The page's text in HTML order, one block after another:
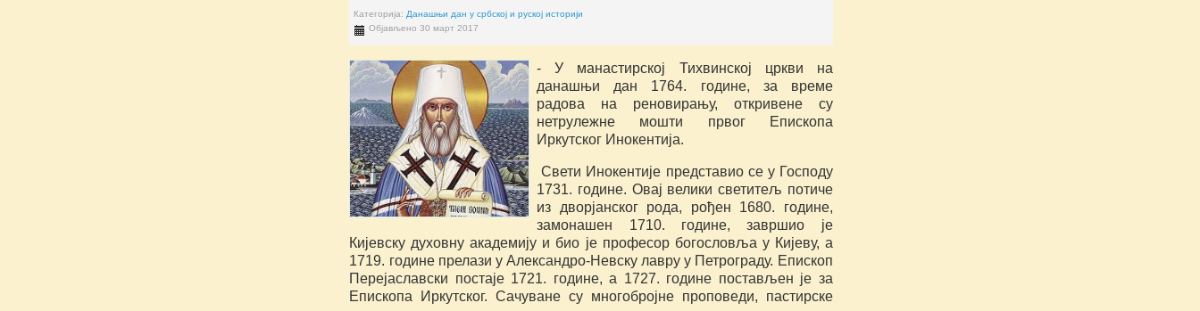
Категорија: Данашњи дан у србској и руској историји
Објављено 30 март 2017
- У манастирској Тихвинској цркви на
данашњи дан 1764. године, за време
радова на реновирању, откривене су
нетрулежне мошти првог Епископа
Иркутског Инокентија.
Свети Инокентије представио се у Господу
1731. године. Овај велики светитељ потиче
из дворјанског рода, рођен 1680. године,
замонашен 1710. године, завршио је
Кијевску духовну академију и био је професор богословља у Кијеву, а
1719. године прелази у Александро-Невску лавру у Петрограду. Епископ
Перејаславски постаје 1721. године, а 1727. године постављен је за
Епископа Иркутског. Сачуване су многобројне проповеди, пастирске